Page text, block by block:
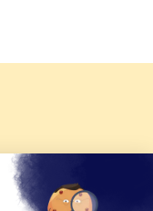
2026 de KTO